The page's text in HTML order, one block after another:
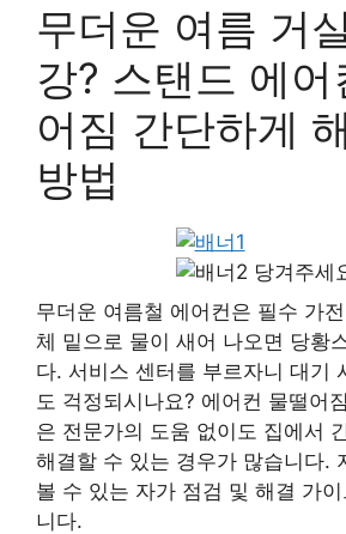
무더운 여름 거
강? 스탠드 에어
어짐 간단하게
방법
당겨주세
무더운 여름철 에어컨은 필수 가
체 밑으로 물이 새어 나오면 당황
다. 서비스 센터를 부르자니 대기
도 걱정되시나요? 에어컨 물떨어
은 전문가의 도움 없이도 집에서
해결할 수 있는 경우가 많습니다.
볼 수 있는 자가 점검 및 해결 가
니다.